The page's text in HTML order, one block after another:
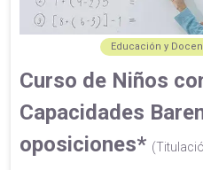
Educación y
Curso de Niños
Capacidades
oposiciones*